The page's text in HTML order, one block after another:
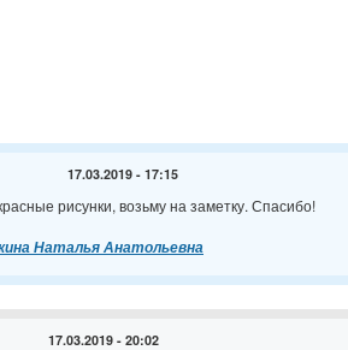
17.03.2019 - 17:15
рисунки, возьму на заметку. Спасибо!
Наталья Анатольевна
17.03.2019 - 20:02